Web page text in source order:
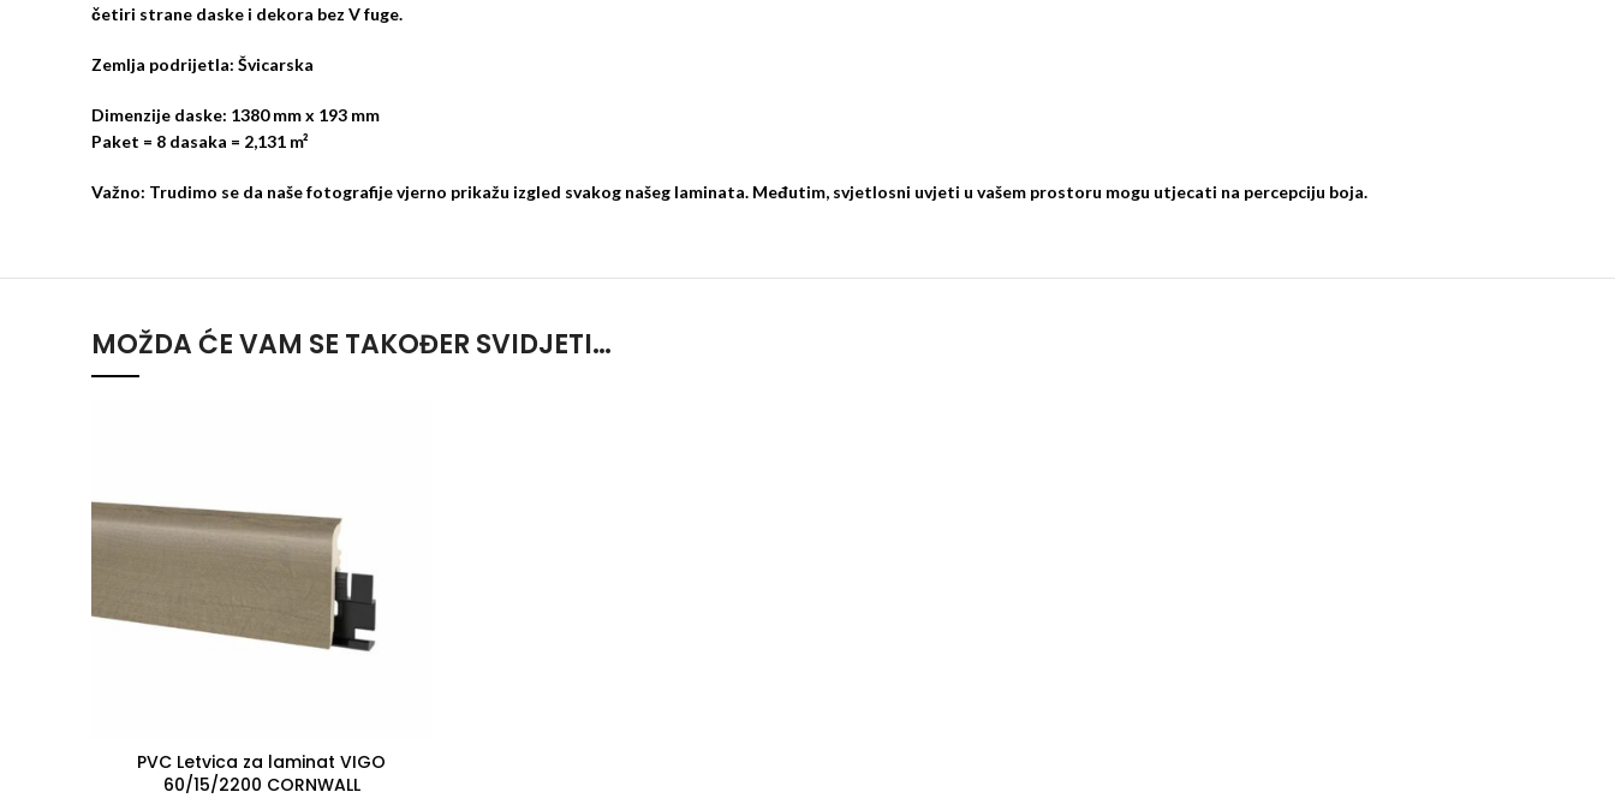
četiri strane daske i dekora bez V fuge.
Zemlja podrijetla: Švicarska
Dimenzije daske: 1380 mm x 193 mm
Paket = 8 dasaka = 2,131 m²
Važno: Trudimo se da naše fotografije vjerno prikažu izgled svakog našeg laminata. Međutim, svjetlosni uvjeti u vašem prostoru mogu utjecati na percepciju boja.
MOŽDA ĆE VAM SE TAKOĐER SVIDJETI…
PVC Letvica za laminat VIGO
60/15/2200 CORNWALL